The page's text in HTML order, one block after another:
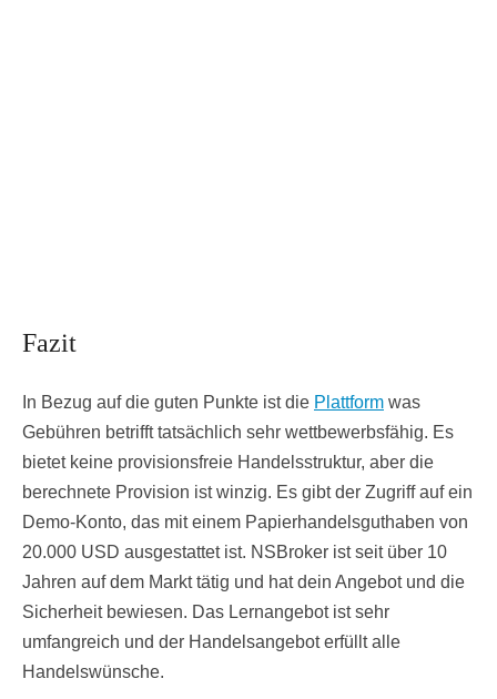
Fazit
In Bezug auf die guten Punkte ist die Plattform was
Gebühren betrifft tatsächlich sehr wettbewerbsfähig. Es
bietet keine provisionsfreie Handelsstruktur, aber die
berechnete Provision ist winzig. Es gibt der Zugriff auf ein
Demo-Konto, das mit einem Papierhandelsguthaben von
20.000 USD ausgestattet ist. NSBroker ist seit über 10
Jahren auf dem Markt tätig und hat dein Angebot und die
Sicherheit bewiesen. Das Lernangebot ist sehr
umfangreich und der Handelsangebot erfüllt alle
Handelswünsche.